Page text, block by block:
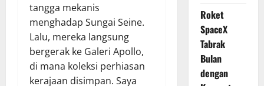
tangga mekanis
menghadap Sungai Seine.
Lalu, mereka langsung
bergerak ke Galeri Apollo,
di mana koleksi perhiasan
kerajaan disimpan. Saya
Roket
SpaceX
Tabrak
Bulan
dengan